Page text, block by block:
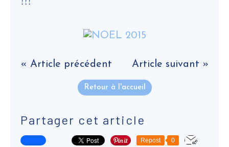
« Article précédent Article suivant »
Retour à l'accueil
Partager cet article
Repost 0